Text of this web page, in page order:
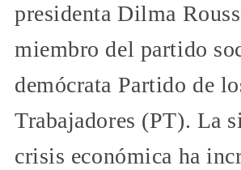
presidenta Dilma
miembro del partido
demócrata Partido de
Trabajadores (PT). La
crisis económica ha